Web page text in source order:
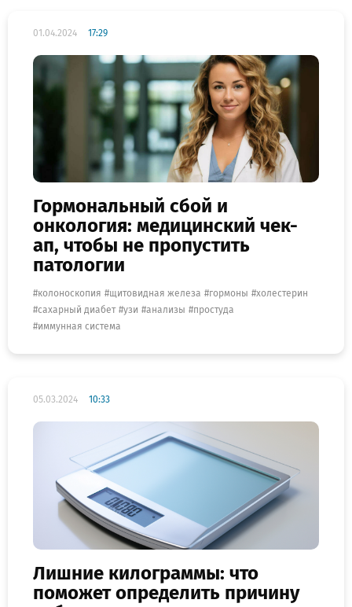
01.04.2024 17:29
Гормональный сбой и
онкология: медицинский чек-
ап, чтобы не пропустить
патологии
колоноскопия щитовидная железа гормоны
холестерин
сахарный диабет
узи анализы
простуда
иммунная система
05.03.2024 10:33
Лишние килограммы: что
поможет определить причину